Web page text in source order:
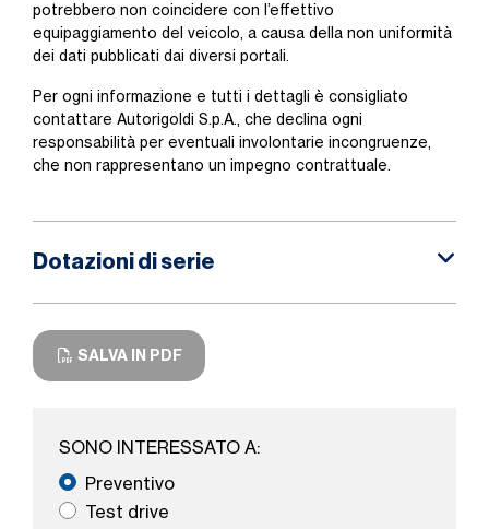
potrebbero non coincidere con l’effettivo
equipaggiamento del veicolo, a causa della non uniformità
dei dati pubblicati dai diversi portali.
Per ogni informazione e tutti i dettagli è consigliato
contattare Autorigoldi S.p.A., che declina ogni
responsabilità per eventuali involontarie incongruenze,
che non rappresentano un impegno contrattuale.
Dotazioni di serie
SALVA IN PDF
SONO INTERESSATO A:
Preventivo
Test drive